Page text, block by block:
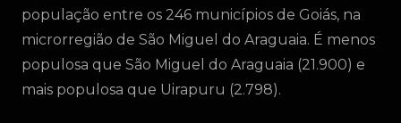
população entre os 246 municípios de Goiás, na
microrregião de São Miguel do Araguaia. É menos
populosa que São Miguel do Araguaia (21.900) e
mais populosa que Uirapuru (2.798).